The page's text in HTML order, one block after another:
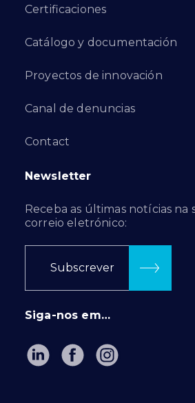
Certificaciones
Catálogo y documentación
Proyectos de innovación
Canal de denuncias
Contact
Newsletter
Receba as últimas notícias na
correio eletrónico:
Subscrever
Siga-nos em…